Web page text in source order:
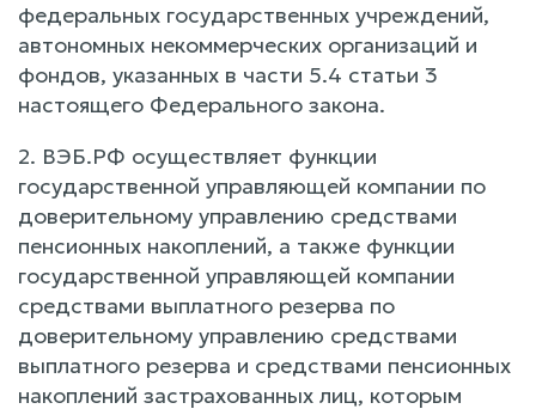
федеральных государственных учреждений,
автономных некоммерческих организаций и
фондов, указанных в части 5.4 статьи 3
настоящего Федерального закона.
2. ВЭБ.РФ осуществляет функции
государственной управляющей компании по
доверительному управлению средствами
пенсионных накоплений, а также функции
государственной управляющей компании
средствами выплатного резерва по
доверительному управлению средствами
выплатного резерва и средствами пенсионных
накоплений застрахованных лиц, которым